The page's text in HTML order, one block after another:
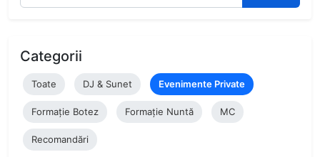
Categorii
Toate DJ & Sunet Evenimente Private
Formație Botez Formație Nuntă MC
Recomandări